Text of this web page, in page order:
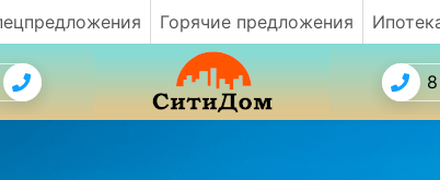
Горячие предложения